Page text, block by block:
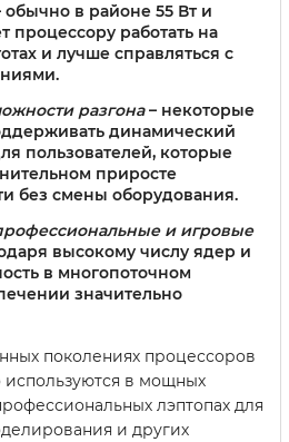
обычно в районе 55 Вт и
процессору работать на
и лучше справляться с
разгона– некоторые
динамический
пользователей, которые
приросте
без смены оборудования.
и игровые
высокому числу ядер и
в многопоточном
значительно
поколениях процессоров
используются в мощных
лэптопах для
и других